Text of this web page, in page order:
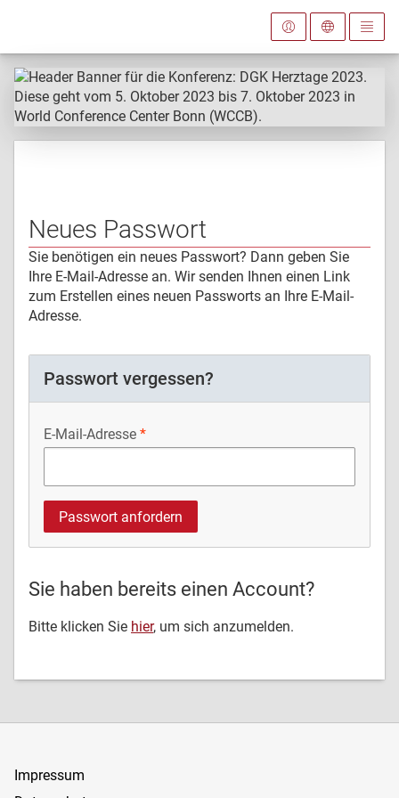
Neues Passwort
Sie benötigen ein neues Passwort? Dann geben Sie
Ihre E-Mail-Adresse an. Wir senden Ihnen einen Link
zum Erstellen eines neuen Passworts an Ihre E-Mail-
Adresse.
Passwort vergessen?
E-Mail-Adresse
Sie haben bereits einen Account?
Bitte klicken Sie hier, um sich anzumelden.
Impressum